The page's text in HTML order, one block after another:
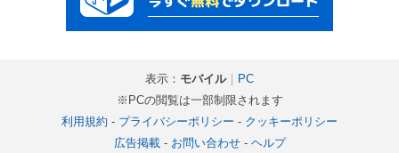
表示： モバイル｜ PC
※PCの閲覧は一部制限されます
利用規約 - プライバシーポリシー - クッキーポリシー
広告掲載- お問い合わせ- ヘルプ